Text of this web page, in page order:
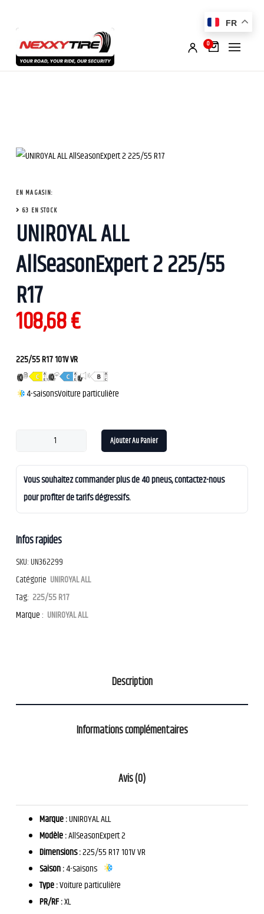
0
EN MAGASIN:
63 EN STOCK
UNIROYAL ALL
AllSeasonExpert 2 225/55
R17
108,68€
225/55 R17 101V VR
4-saisonsVoiture particulière
Ajouter Au Panier
Vous souhaitez commander plus de 40 pneus, contactez-nous
pour profiter de tarifs dégressifs.
Infos rapides
SKU:UN362299
Catégorie UNIROYAL ALL
Tag: 225/55 R17
Marque : UNIROYAL ALL
Description
Informations complémentaires
Avis (0)
Marque :UNIROYAL ALL
Modèle :AllSeasonExpert 2
Dimensions :225/55 R17 101V VR
Saison :4-saisons
Type :Voiture particulière
PR/RF :XL
FR